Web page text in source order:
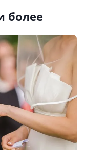
более